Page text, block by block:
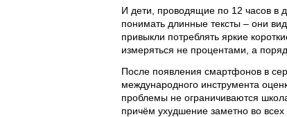
И дети, проводящие по 12 часов в
понимать длинные тексты – они
привыкли потреблять яркие
измеряться не процентами, а
После появления смартфонов в
международного инструмента
проблемы не ограничиваются
причём ухудшение заметно во всех